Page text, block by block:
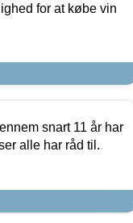
for at købe vin
snart 11 år har
alle har råd til.